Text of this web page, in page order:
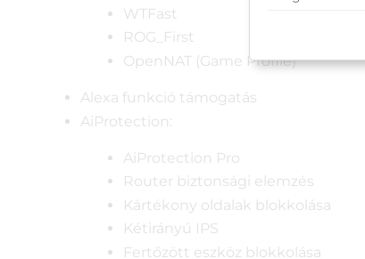
WTFast
ROG_First
OpenNAT (Game Profile)
Alexa funkció támogatás
AiProtection:
AiProtection Pro
Router biztonsági elemzés
Kártékony oldalak blokkolása
Kétirányú IPS
Fertőzött eszköz blokkolása